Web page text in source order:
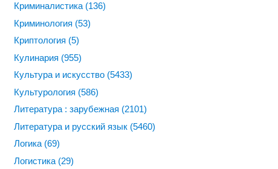
Криминалистика (136)
Криминология (53)
Криптология (5)
Кулинария (955)
Культура и искусство (5433)
Культурология (586)
Литература : зарубежная (2101)
Литература и русский язык (5460)
Логика (69)
Логистика (29)